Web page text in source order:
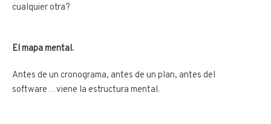
cualquier otra?
El mapa mental.
Antes de un cronograma, antes de un plan, antes del
software…viene la estructura mental.